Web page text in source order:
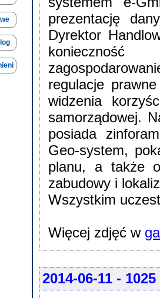
prezentację
Dyrektor
regulacje
widzenia
samorządowej.
posiada
Geo-system,
planu, a także
zabudowy i
Wszystkim
Więcej zdjęć w
2014-06-11 -